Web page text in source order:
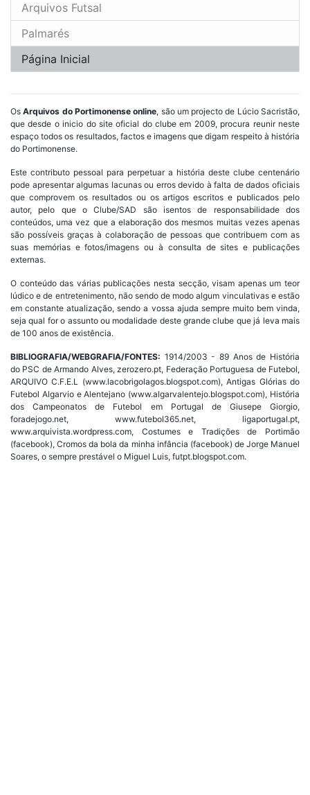
Arquivos Futsal
Palmarés
Página Inicial
OsArquivos do Portimonense online, são um projecto de Lúcio Sacristão,
que desde o inicio do site oficial do clube em 2009, procura reunir neste
espaço todos os resultados, factos e imagens que digam respeito à história
do Portimonense.
Este contributo pessoal para perpetuar a história deste clube centenário
pode apresentar algumas lacunas ou erros devido à falta de dados oficiais
que comprovem os resultados ou os artigos escritos e publicados pelo
autor, pelo que o Clube/SAD são isentos de responsabilidade dos
conteúdos, uma vez que a elaboração dos mesmos muitas vezes apenas
são possíveis graças à colaboração de pessoas que contribuem com as
suas memórias e fotos/imagens ou à consulta de sites e publicações
externas.
O conteúdo das várias publicações nesta secção, visam apenas um teor
lúdico e de entretenimento, não sendo de modo algum vinculativas e estão
em constante atualização, sendo a vossa ajuda sempre muito bem vinda,
seja qual for o assunto ou modalidade deste grande clube que já leva mais
de 100 anos de existência.
BIBLIOGRAFIA/WEBGRAFIA/FONTES: 1914/2003 - 89 Anos de História
do PSC de Armando Alves, zerozero.pt, Federação Portuguesa de Futebol,
ARQUIVO C.F.E.L (www.lacobrigolagos.blogspot.com), Antigas Glórias do
Futebol Algarvio e Alentejano (www.algarvalentejo.blogspot.com), História
dos Campeonatos de Futebol em Portugal de Giusepe Giorgio,
foradejogo.net, www.futebol365.net, ligaportugal.pt,
www.arquivista.wordpress.com, Costumes e Tradições de Portimão
(facebook), Cromos da bola da minha infância (facebook) de Jorge Manuel
Soares, o sempre prestável o Miguel Luis, futpt.blogspot.com.